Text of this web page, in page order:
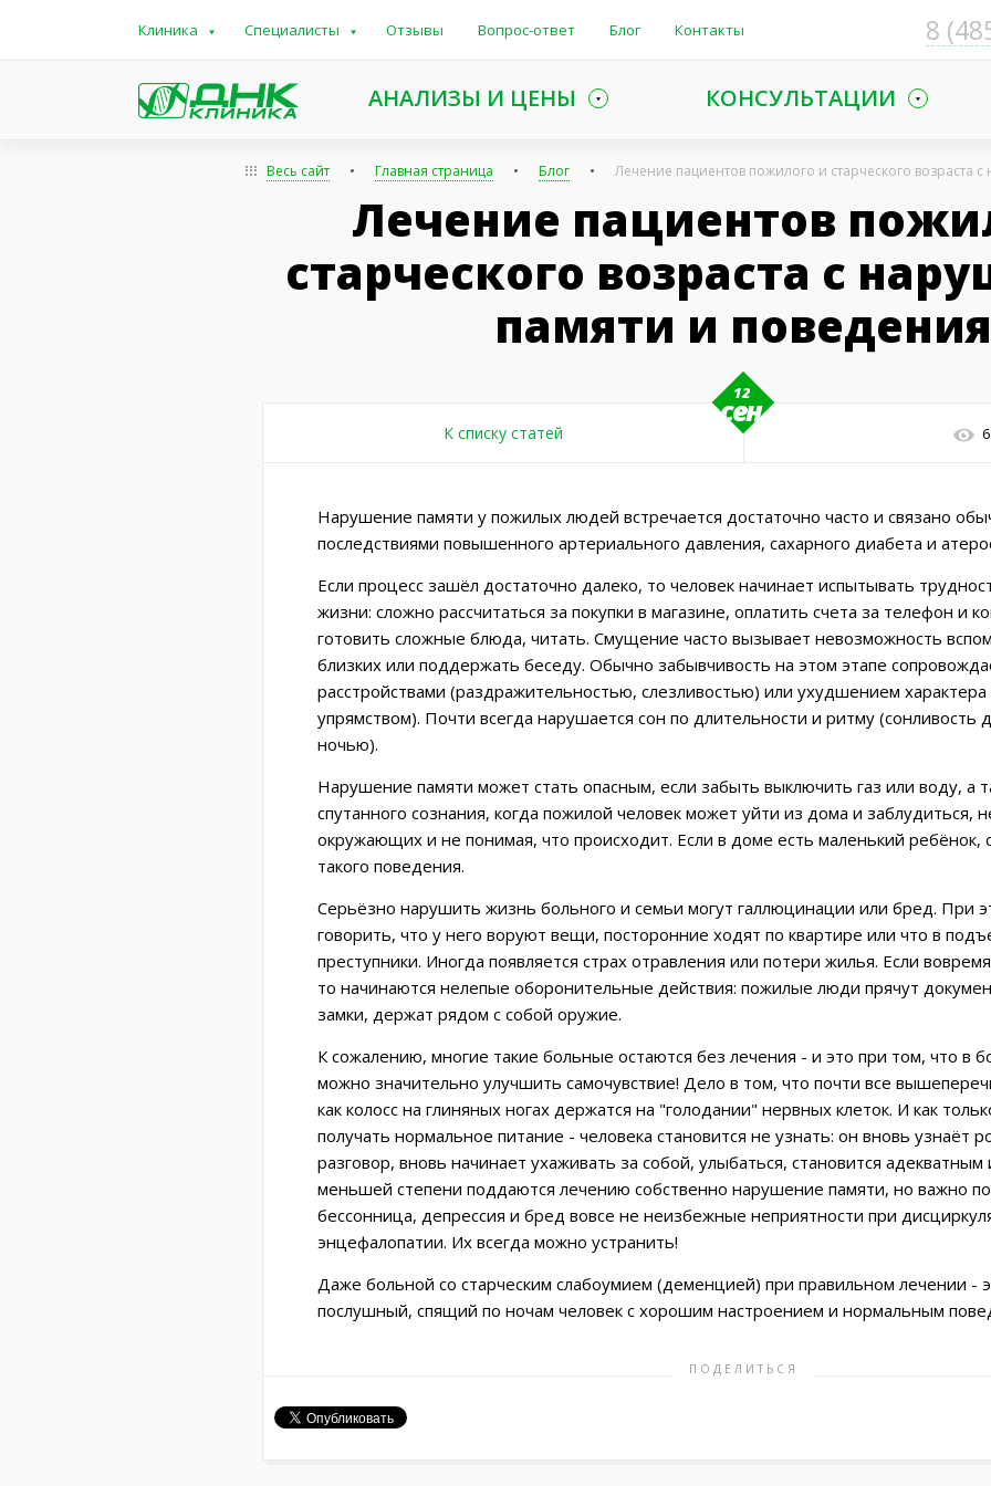
Клиника Специалисты Отзывы Вопрос-ответ Блог Контакты 8
АНАЛИЗЫ И ЦЕНЫ КОНСУЛЬТАЦИИ
Весь сайт Главная страница Блог Лечение пациентов пожилого и старческого возраста
Лечение пациентов
старческого возраста с
памяти и поведения
12
сен
К списку статей
Нарушение памяти у пожилых людей встречается достаточно часто и связано
последствиями повышенного артериального давления, сахарного диабета и
Если процесс зашёл достаточно далеко, то человек начинает испытывать
жизни: сложно рассчитаться за покупки в магазине, оплатить счета за телефон и
готовить сложные блюда, читать. Смущение часто вызывает невозможность
близких или поддержать беседу. Обычно забывчивость на этом этапе
расстройствами (раздражительностью, слезливостью) или ухудшением
упрямством). Почти всегда нарушается сон по длительности и ритму (сонливость
ночью).
Нарушение памяти может стать опасным, если забыть выключить газ или воду, а
спутанного сознания, когда пожилой человек может уйти из дома и заблудиться,
окружающих и не понимая, что происходит. Если в доме есть маленький ребёнок,
такого поведения.
Серьёзно нарушить жизнь больного и семьи могут галлюцинации или бред. При
говорить, что у него воруют вещи, посторонние ходят по квартире или что в
преступники. Иногда появляется страх отравления или потери жилья. Если
то начинаются нелепые оборонительные действия: пожилые люди прячут
замки, держат рядом с собой оружие.
К сожалению, многие такие больные остаются без лечения - и это при том, что в
можно значительно улучшить самочувствие! Дело в том, что почти все
как колосс на глиняных ногах держатся на "голодании" нервных клеток. И как
получать нормальное питание - человека становится не узнать: он вновь узнаёт
разговор, вновь начинает ухаживать за собой, улыбаться, становится
меньшей степени поддаются лечению собственно нарушение памяти, но важно
бессонница, депрессия и бред вовсе не неизбежные неприятности при
энцефалопатии. Их всегда можно устранить!
Даже больной со старческим слабоумием (деменцией) при правильном лечении -
послушный, спящий по ночам человек с хорошим настроением и нормальным
ПОДЕЛИТЬСЯ